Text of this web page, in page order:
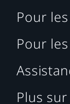
Pour
Pour
Plus sur